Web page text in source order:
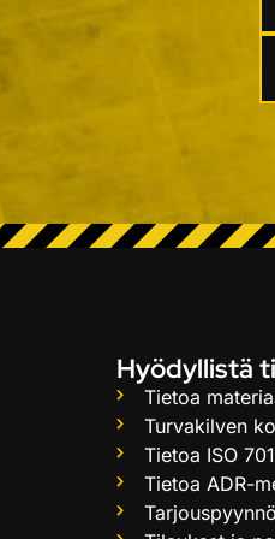
Hyödyllistä
Tietoa
Turvakilven
Tietoa ISO
Tietoa ADR-